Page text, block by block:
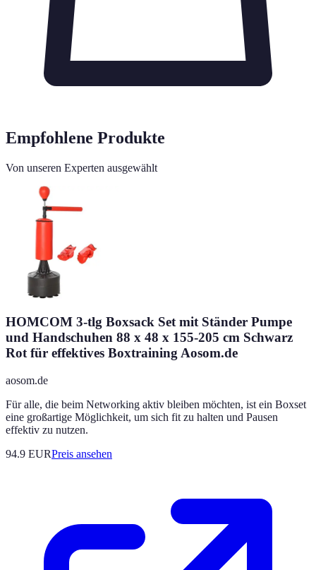
Empfohlene Produkte
Von unseren Experten ausgewählt
HOMCOM 3-tlg Boxsack Set mit Ständer Pumpe
und Handschuhen 88 x 48 x 155-205 cm Schwarz
Rot für effektives Boxtraining Aosom.de
aosom.de
Für alle, die beim Networking aktiv bleiben möchten, ist ein Boxset
eine großartige Möglichkeit, um sich fit zu halten und Pausen
effektiv zu nutzen.
94.9 EURPreis ansehen